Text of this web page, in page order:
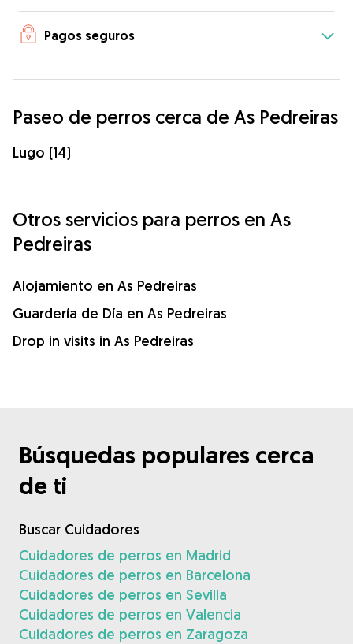
Pagos seguros
Paseo de perros cerca de As Pedreiras
Lugo (14)
Otros servicios para perros en As
Pedreiras
Alojamiento en As Pedreiras
Guardería de Día en As Pedreiras
Drop in visits in As Pedreiras
Búsquedas populares cerca
de ti
Buscar Cuidadores
Cuidadores de perros en Madrid
Cuidadores de perros en Barcelona
Cuidadores de perros en Sevilla
Cuidadores de perros en Valencia
Cuidadores de perros en Zaragoza